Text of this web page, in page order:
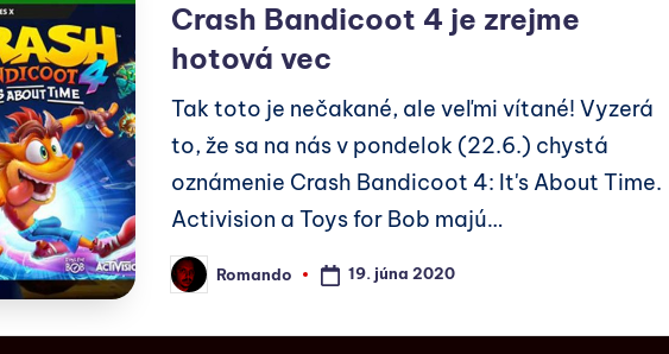
Crash Bandicoot 4 je zrejme
hotová vec
Tak toto je nečakané, ale veľmi vítané! Vyzerá
to, že sa na nás v pondelok (22.6.) chystá
oznámenie Crash Bandicoot 4: It's About Time.
Activision a Toys for Bob majú…
Romando 19. júna 2020